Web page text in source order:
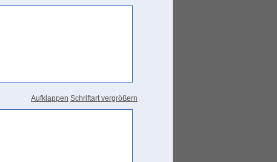
Aufklappen Schriftart vergrößern